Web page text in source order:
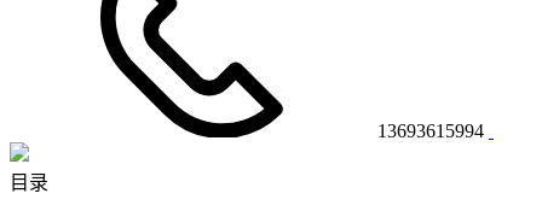
13693615994
目录